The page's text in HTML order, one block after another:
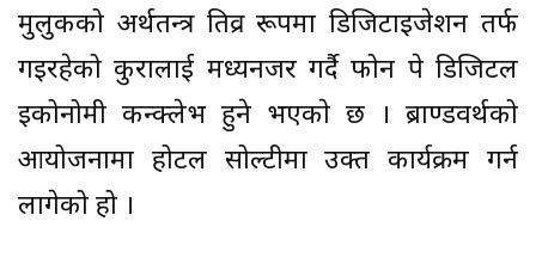
मुलुकको अर्थतन्त्र तिव्र रूपमा डिजिटाइजेशन तर्फ
गइरहेको कुरालाई मध्यनजर गर्दै फोन पे डिजिटल
इकोनोमी कन्क्लेभ हुने भएकाे छ । ब्राण्डवर्थको
आयोजनामा होटल सोल्टीमा उक्त कार्यक्रम गर्न
लागेको हो ।